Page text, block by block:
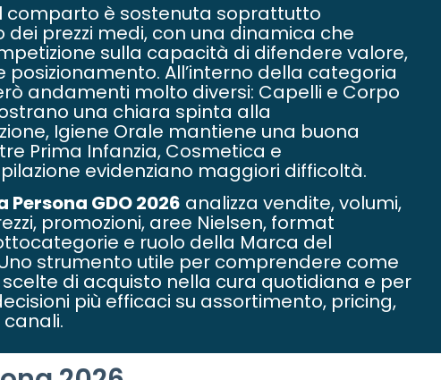
comparto è sostenuta soprattutto
dei prezzi medi, con una dinamica che
sulla capacità di difendere valore,
posizionamento. All’interno della categoria
andamenti molto diversi: Capelli e Corpo
una chiara spinta alla
Igiene Orale mantiene una buona
Prima Infanzia, Cosmetica e
evidenziano maggiori difficoltà.
Persona GDO 2026 analizza vendite, volumi,
promozioni, aree Nielsen, format
e ruolo della Marca del
strumento utile per comprendere come
di acquisto nella cura quotidiana e per
più efficaci su assortimento, pricing,